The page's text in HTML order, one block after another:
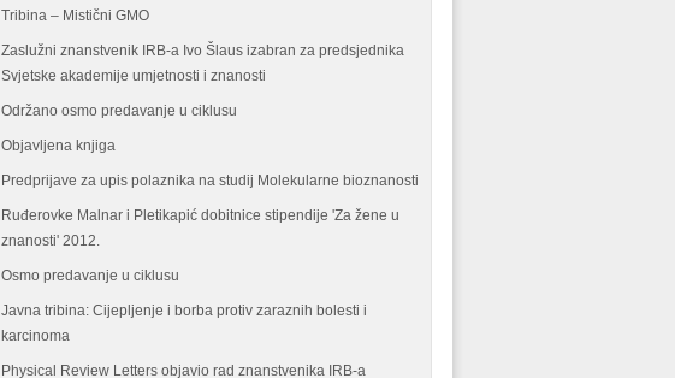
Tribina – Mistični GMO
Zaslužni znanstvenik IRB-a Ivo Šlaus izabran za predsjednika
Svjetske akademije umjetnosti i znanosti
Održano osmo predavanje u ciklusu
Objavljena knjiga
Predprijave za upis polaznika na studij Molekularne bioznanosti
Ruđerovke Malnar i Pletikapić dobitnice stipendije 'Za žene u
znanosti' 2012.
Osmo predavanje u ciklusu
Javna tribina: Cijepljenje i borba protiv zaraznih bolesti i
karcinoma
Physical Review Letters objavio rad znanstvenika IRB-a